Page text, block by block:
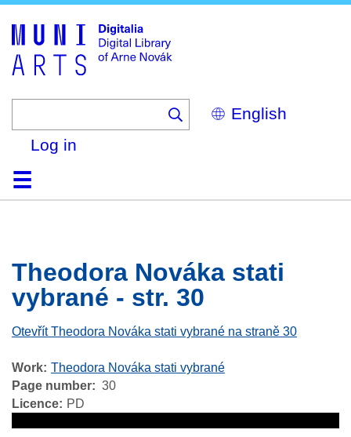
Select
your
Log in
HomeBrowse
Search
About
HelpContactDigitalia
Theodora Nováka stati
vybrané - str. 30
Otevřít Theodora Nováka stati vybrané na straně 30
Work Theodora Nováka stati vybrané
Page number
30
Licence
PD